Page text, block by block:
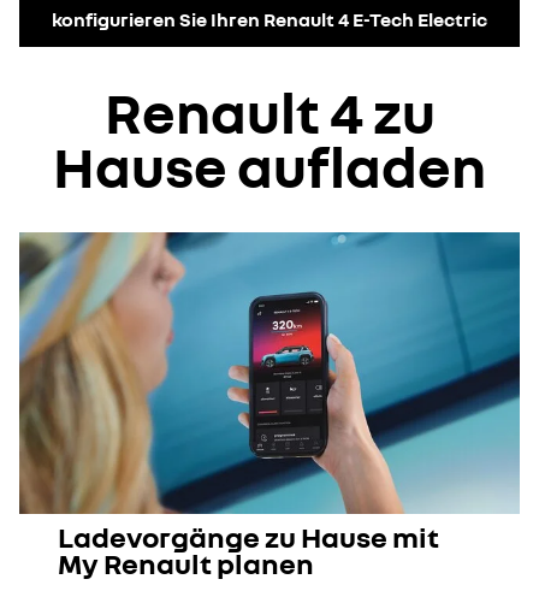
konfigurieren Sie Ihren Renault 4 E-Tech Electric
Renault 4 zu
Hause aufladen
Ladevorgänge zu Hause mit
My Renault planen